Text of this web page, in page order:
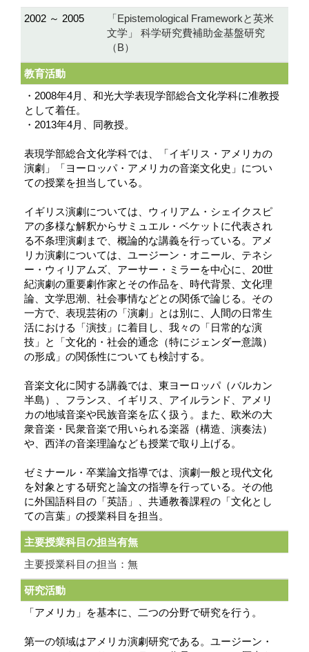
2002 ～ 2005
「Epistemological Frameworkと英米
文学」 科学研究費補助金基盤研究
（B）
教育活動
・2008年4月、和光大学表現学部総合文化学科に准教授
として着任。
・2013年4月、同教授。
表現学部総合文化学科では、「イギリス・アメリカの
演劇」「ヨーロッパ・アメリカの音楽文化史」につい
ての授業を担当している。
イギリス演劇については、ウィリアム・シェイクスピ
アの多様な解釈からサミュエル・ベケットに代表され
る不条理演劇まで、概論的な講義を行っている。アメ
リカ演劇については、ユージーン・オニール、テネシ
ー・ウィリアムズ、アーサー・ミラーを中心に、20世
紀演劇の重要劇作家とその作品を、時代背景、文化理
論、文学思潮、社会事情などとの関係で論じる。その
一方で、表現芸術の「演劇」とは別に、人間の日常生
活における「演技」に着目し、我々の「日常的な演
技」と「文化的・社会的通念（特にジェンダー意識）
の形成」の関係性についても検討する。
音楽文化に関する講義では、東ヨーロッパ（バルカン
半島）、フランス、イギリス、アイルランド、アメリ
カの地域音楽や民族音楽を広く扱う。また、欧米の大
衆音楽・民衆音楽で用いられる楽器（構造、演奏法）
や、西洋の音楽理論なども授業で取り上げる。
ゼミナール・卒業論文指導では、演劇一般と現代文化
を対象とする研究と論文の指導を行っている。その他
に外国語科目の「英語」、共通教養課程の「文化とし
ての言葉」の授業科目を担当。
主要授業科目の担当有無
主要授業科目の担当：無
研究活動
「アメリカ」を基本に、二つの分野で研究を行う。
第一の領域はアメリカ演劇研究である。ユージーン・